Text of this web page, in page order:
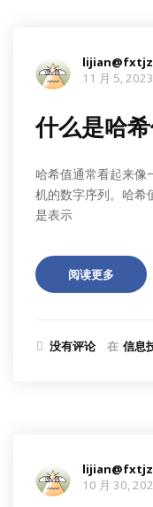
11 月 5, 2023
什么是哈
哈希值通常看起来像
机的数字序列。哈希
是表示
阅读更多
没有评论 在 信息
10 月 30,